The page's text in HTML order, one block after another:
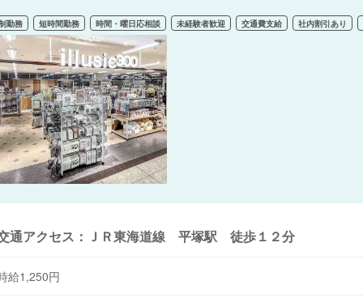
勤務 短時間勤務 時間・曜日応相談 未経験者歓迎 交通費支給 社内割引あり
通アクセス：ＪＲ東海道線 平塚駅 徒歩１２分
給1,250円